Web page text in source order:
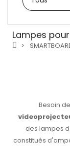
Lampes
Besoin de
des lampes
constitués